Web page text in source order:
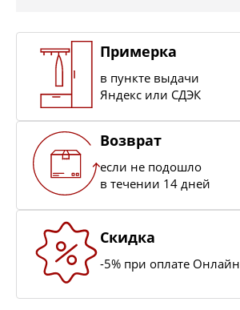
Примерка
в пункте выдачи
Яндекс или СДЭК
Возврат
если не подошло
в течении 14 дней
Скидка
-5% при оплате Онлайн